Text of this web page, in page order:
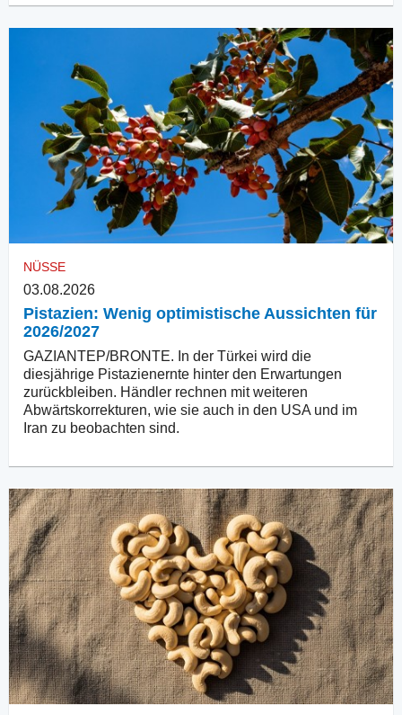
NÜSSE
03.08.2026
Pistazien: Wenig optimistische Aussichten für
2026/2027
GAZIANTEP/BRONTE. In der Türkei wird die
diesjährige Pistazienernte hinter den Erwartungen
zurückbleiben. Händler rechnen mit weiteren
Abwärtskorrekturen, wie sie auch in den USA und im
Iran zu beobachten sind.